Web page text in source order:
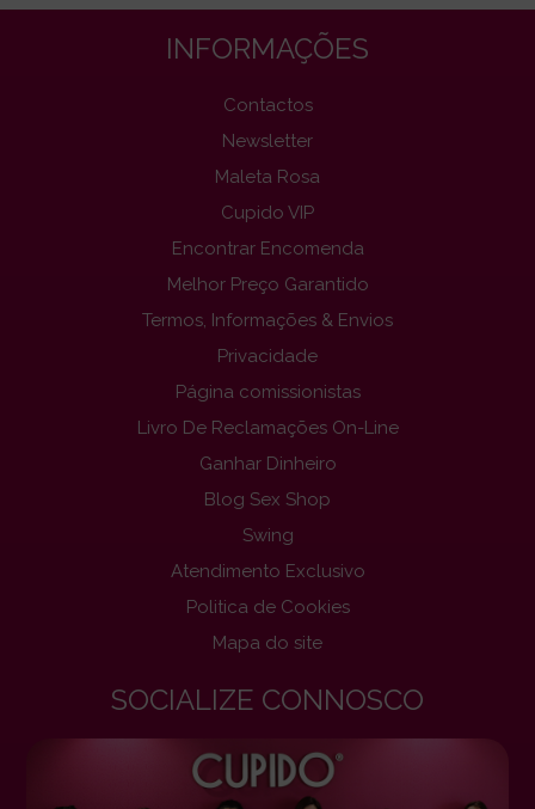
INFORMAÇÕES
Contactos
Newsletter
Maleta Rosa
Cupido VIP
Encontrar Encomenda
Melhor Preço Garantido
Termos, Informações & Envios
Privacidade
Página comissionistas
Livro De Reclamações On-Line
Ganhar Dinheiro
Blog Sex Shop
Swing
Atendimento Exclusivo
Politica de Cookies
Mapa do site
SOCIALIZE CONNOSCO